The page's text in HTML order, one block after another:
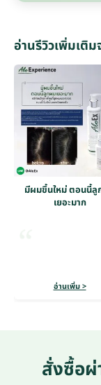
อ่านรีวิวเพิ่มเติม
มีผมขึ้นใหม่ ตอนนี้
เยอะมาก
อ่านเพิ่ม >
สั่งซื้อผ่